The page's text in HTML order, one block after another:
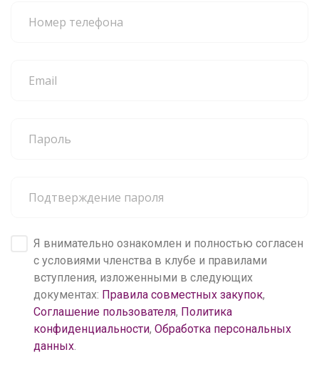
Я внимательно ознакомлен и полностью согласен
с условиями членства в клубе и правилами
вступления, изложенными в следующих
документах: Правила совместных закупок,
Соглашение пользователя, Политика
конфиденциальности, Обработка персональных
данных